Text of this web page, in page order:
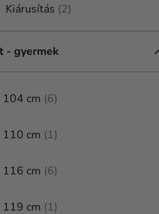
Kiárusítás 2
- gyermek
104 cm 6
110 cm 1
116 cm 6
119 cm 1
jelmez - Mandalorian
Ft-tól
Ft